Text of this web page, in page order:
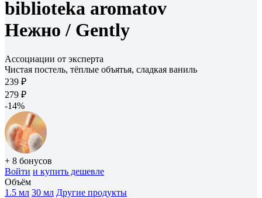
biblioteka aromatov
Нежно / Gently
Ассоциации от эксперта
Чистая постель, тёплые объятья, сладкая ваниль
239 ₽
279 ₽
-14%
+ 8 бонусов
Войти и купить дешевле
Объём
1.5 мл 30 мл Другие продукты